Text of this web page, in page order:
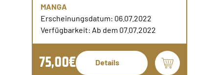
MANGA
Erscheinungsdatum: 06.07.2022
Verfügbarkeit: Ab dem 07.07.2022
75,00€ Details